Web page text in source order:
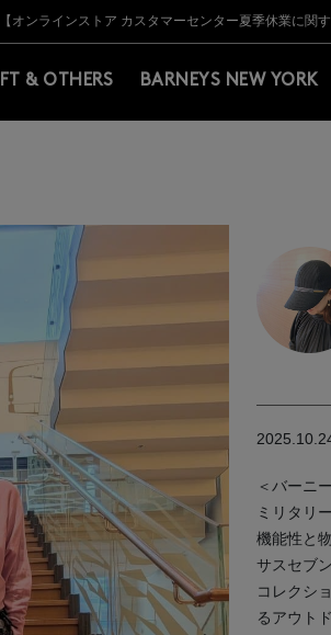
BARNEYS＞会員のお客様は11,000円（税込）以上
【夏季休業に伴う出荷一時停止のお知ら
【オンラインストア カスタマーセンター夏季休業に関
【夏季休業に伴う返品・交換承り一時停止のお
熊本県を中心とした地震の影響によるお荷物
【開催中】SUMMER SALEのご案内・
BARNEYS＞会員のお客様は11,000円（税込）以上
【夏季休業に伴う出荷一時停止のお知ら
& OTHERS BARNEYS NEW YORK
次の画像
＜バーニ
ミリタリ
機能性と
サスセブ
コレクシ
るアウト